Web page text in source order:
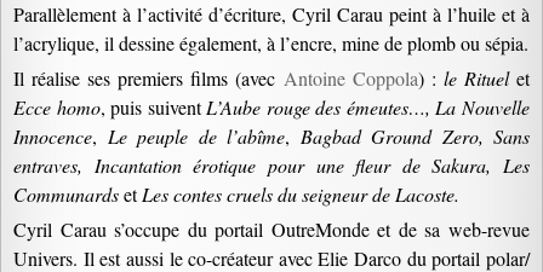
Parallèlement à l’activité d’écriture, Cyril Carau peint à l’huile et à
l’acrylique, il dessine également, à l’encre, mine de plomb ou sépia.
Il réalise ses premiers films (avec Antoine Coppola) : le Rituelet
Ecce homo, puis suiventL’Aube rouge des émeutes…, La Nouvelle
Innocence, Le peuple de l’abîme, Bagbad Ground Zero, Sans
entraves, Incantation érotique pour une fleur de Sakura, Les
CommunardsetLes contes cruels du seigneur de Lacoste.
Cyril Carau s’occupe du portail OutreMonde et de sa web-revue
Univers. Il est aussi le co-créateur avec Elie Darco du portail polar/